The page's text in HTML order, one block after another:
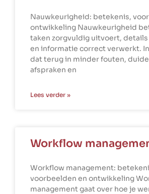
Nauwkeurigheid: betekenis,
ontwikkeling Nauwkeurigheid
taken zorgvuldig uitvoert,
en informatie correct verwerkt.
dat terug in minder fouten,
afspraken en
Lees verder »
Workflow
Workflow management:
voorbeelden en ontwikkeling
management gaat over hoe je